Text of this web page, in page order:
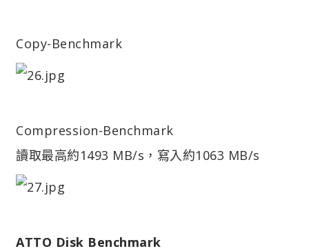
Copy-Benchmark
Compression-Benchmark
讀取最高約1493 MB/s，寫入約1063 MB/s
ATTO Disk Benchmark